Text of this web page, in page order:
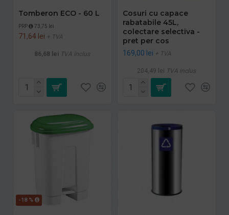
Tomberon ECO - 60 L
PRP 73,75 lei
71,64 lei + TVA
86,68 lei TVA inclus
Cosuri cu capace
rabatabile 45L,
colectare selectiva -
pret per cos
169,00 lei + TVA
204,49 lei TVA inclus
-18 %